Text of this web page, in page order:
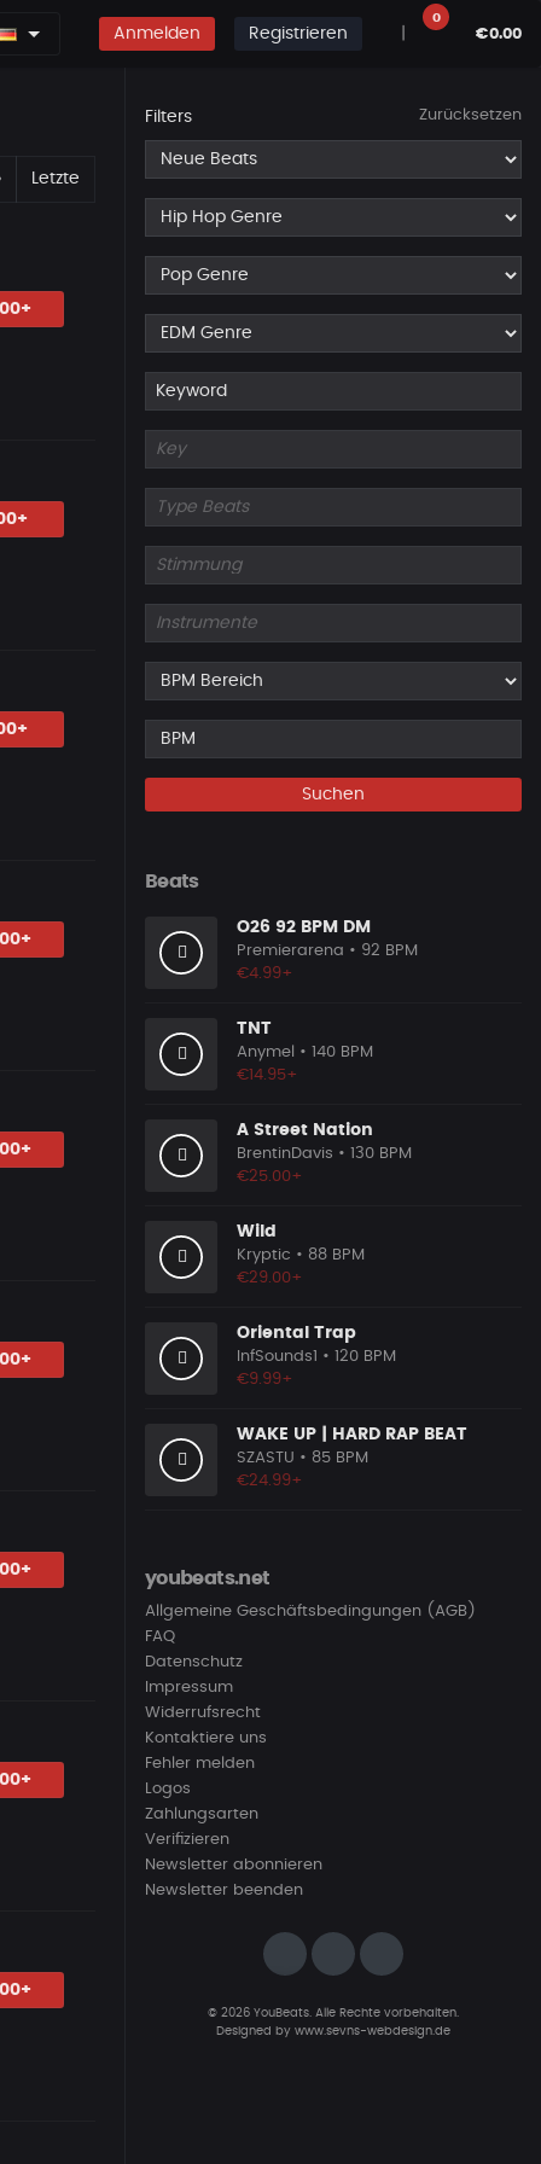
Anmelden Registrieren
0
€0.00
Nächste
Letzte
Filters Zurücksetzen
Suchen
Beats
O26 92 BPM DM
Premierarena • 92 BPM
€4.99+
TNT
Anymel
• 140 BPM
€14.95+
A Street Nation
BrentinDavis • 130 BPM
€25.00+
Wild
Kryptic • 88 BPM
€29.00+
Oriental Trap
InfSounds1 • 120 BPM
€9.99+
WAKE UP | HARD RAP BEAT
SZASTU • 85 BPM
€24.99+
youbeats.net
Allgemeine Geschäftsbedingungen (AGB)
FAQ
Datenschutz
Impressum
Widerrufsrecht
Kontaktiere uns
Fehler melden
Logos
Zahlungsarten
Verifizieren
Newsletter abonnieren
Newsletter beenden
© 2026 YouBeats. Alle Rechte vorbehalten.
Designed by www.sevns-webdesign.de